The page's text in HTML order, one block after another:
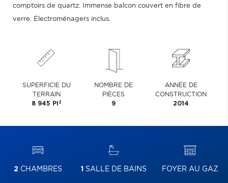
comptoirs de quartz. Immense balcon couvert en fibre de
verre. Électroménagers inclus.
SUPERFICIE DU
TERRAIN
8 945 PI 2
NOMBRE DE
PIÈCES
9
ANNÉE DE
CONSTRUCTION
2014
2 CHAMBRES 1 SALLE DE BAINS FOYER AU GAZ